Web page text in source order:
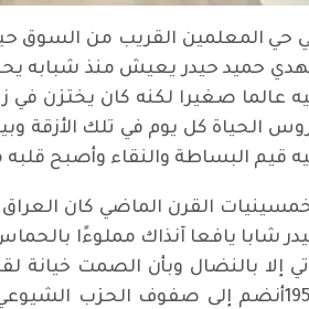
حي المعلمين القريب من السوق
حميد حيدر يعيش منذ شبابه
عالما صغيرا لكنه كان يختزن في
الحياة كل يوم في تلك الأزقة
قيم البساطة والنقاء وأصبح قلبه
القرن الماضي كان
شابا يافعا آنذاك مملوءًا
إلا بالنضال وبأن الصمت خيانة
1953أنضم إلى صفوف الحزب